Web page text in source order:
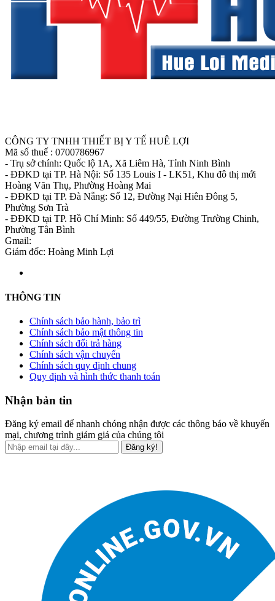
CÔNG TY TNHH THIẾT BỊ Y TẾ HUÊ LỢI
Mã số thuế : 0700786967
- Trụ sở chính: Quốc lộ 1A, Xã Liêm Hà, Tỉnh Ninh Bình
- ĐĐKD tại TP. Hà Nội: Số 135 Louis I - LK51, Khu đô thị mới
Hoàng Văn Thụ, Phường Hoàng Mai
- ĐĐKD tại TP. Đà Nẵng: Số 12, Đường Nại Hiên Đông 5,
Phường Sơn Trà
- ĐĐKD tại TP. Hồ Chí Minh: Số 449/55, Đường Trường Chinh,
Phường Tân Bình
Gmail:
Giám đốc: Hoàng Minh Lợi
THÔNG TIN
Chính sách bảo hành, bảo trì
Chính sách bảo mật thông tin
Chính sách đổi trả hàng
Chính sách vận chuyển
Chính sách quy định chung
Quy định và hình thức thanh toán
Nhận bản tin
Đăng ký email để nhanh chóng nhận được các thông báo về khuyến
mại, chương trình giảm giá của chúng tôi
Đăng ký!